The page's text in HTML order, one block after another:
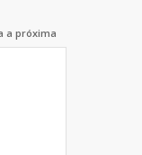
a próxima